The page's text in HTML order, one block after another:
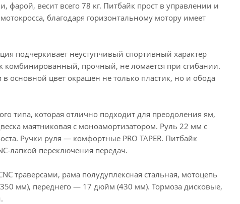
фарой, весит всего 78 кг. Питбайк прост в управлении и
благодаря горизонтальному мотору имеет
подчёркивает неуступчивый спортивный характер
комбинированный, прочный, не ломается при сгибании.
основной цвет окрашен не только пластик, но и обода
типа, которая отлично подходит для преодоления ям,
маятниковая с моноамортизатором. Руль 22 мм с
Ручки руля — комфортные PRO TAPER. Питбайк
лапкой переключения передач.
траверсами, рама полудуплексная стальная, мотоцепь
мм), переднего — 17 дюйм (430 мм). Тормоза дисковые,